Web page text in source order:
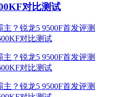
对比测试